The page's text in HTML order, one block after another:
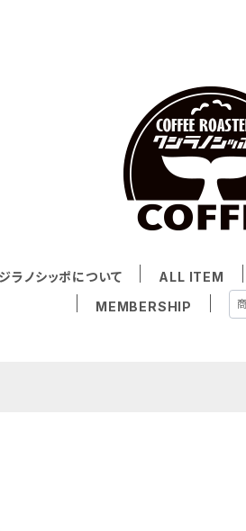
ラノシッポについて ALL ITEM
MEMBERSHIP